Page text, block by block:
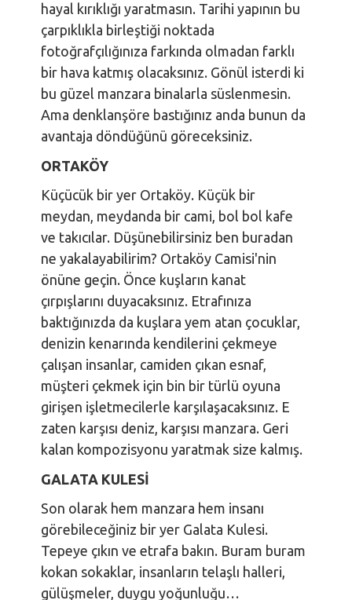
hayal kırıklığı yaratmasın. Tarihi yapının bu
çarpıklıkla birleştiği noktada
fotoğrafçılığınıza farkında olmadan farklı
bir hava katmış olacaksınız. Gönül isterdi ki
bu güzel manzara binalarla süslenmesin.
Ama denklanşöre bastığınız anda bunun da
avantaja döndüğünü göreceksiniz.
ORTAKÖY
Küçücük bir yer Ortaköy. Küçük bir
meydan, meydanda bir cami, bol bol kafe
ve takıcılar. Düşünebilirsiniz ben buradan
ne yakalayabilirim? Ortaköy Camisi'nin
önüne geçin. Önce kuşların kanat
çırpışlarını duyacaksınız. Etrafınıza
baktığınızda da kuşlara yem atan çocuklar,
denizin kenarında kendilerini çekmeye
çalışan insanlar, camiden çıkan esnaf,
müşteri çekmek için bin bir türlü oyuna
girişen işletmecilerle karşılaşacaksınız. E
zaten karşısı deniz, karşısı manzara. Geri
kalan kompozisyonu yaratmak size kalmış.
GALATA KULESİ
Son olarak hem manzara hem insanı
görebileceğiniz bir yer Galata Kulesi.
Tepeye çıkın ve etrafa bakın. Buram buram
kokan sokaklar, insanların telaşlı halleri,
gülüşmeler, duygu yoğunluğu…